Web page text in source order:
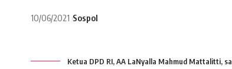
10/06/2021 Sospol
Ketua DPD RI, AA LaNyalla Mahmud Mattalitti,